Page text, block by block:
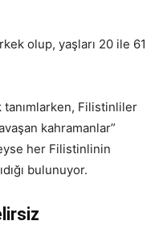
olup, yaşları 20 ile 61
Filistinliler
kahramanlar”
her Filistinlinin
bulunuyor.